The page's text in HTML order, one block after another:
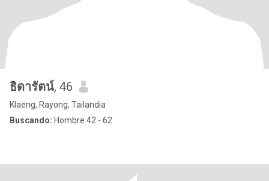
ธิดารัตน์, 46
Klaeng, Rayong, Tailandia
Buscando: Hombre 42 - 62